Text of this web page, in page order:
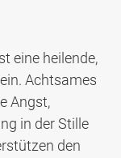
eine heilende,
Achtsames
Angst,
in der Stille
den